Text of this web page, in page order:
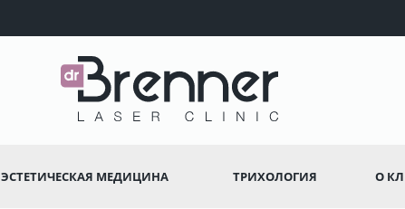
ЭСТЕТИЧЕСКАЯ МЕДИЦИНА ТРИХОЛОГИЯ О